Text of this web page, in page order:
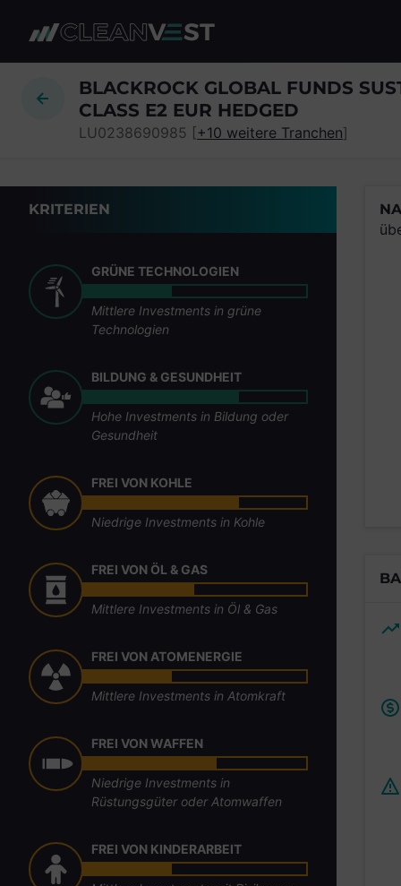
BLACKROCK GLOBAL FUNDS
CLASS E2 EUR HEDGED
LU0238690985 [+10 weitere Tranchen]
KRITERIEN
GRÜNE TECHNOLOGIEN
Mittlere Investments in grüne
Technologien
BILDUNG & GESUNDHEIT
Hohe Investments in Bildung oder
Gesundheit
FREI VON KOHLE
Niedrige Investments in Kohle
FREI VON ÖL & GAS
Mittlere Investments in Öl & Gas
FREI VON ATOMENERGIE
Mittlere Investments in Atomkraft
FREI VON WAFFEN
Niedrige Investments in
Rüstungsgüter oder Atomwaffen
FREI VON KINDERARBEIT